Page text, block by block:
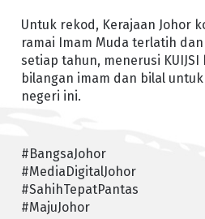
Untuk rekod, Kerajaan Johor
ramai Imam Muda terlatih
setiap tahun, menerusi
bilangan imam dan bilal
negeri ini.
#BangsaJohor
#MediaDigitalJohor
#SahihTepatPantas
#MajuJohor